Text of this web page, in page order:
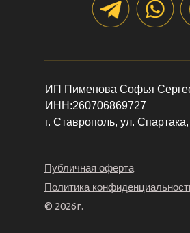
© 2026г.
Политика
ИП Пименова Софья
ИНН:260706869727
г. Ставрополь, ул. Спартака,
Публичная оферта